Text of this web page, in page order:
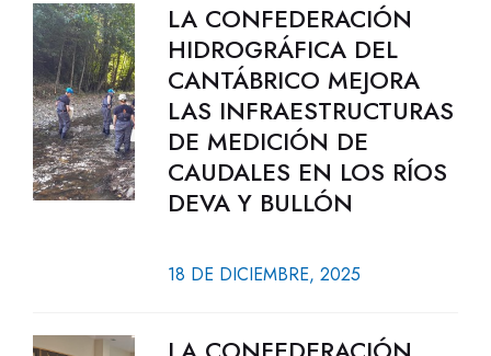
LA CONFEDERACIÓN
HIDROGRÁFICA DEL
CANTÁBRICO MEJORA
LAS INFRAESTRUCTURAS
DE MEDICIÓN DE
CAUDALES EN LOS RÍOS
DEVA Y BULLÓN
18 DE DICIEMBRE, 2025